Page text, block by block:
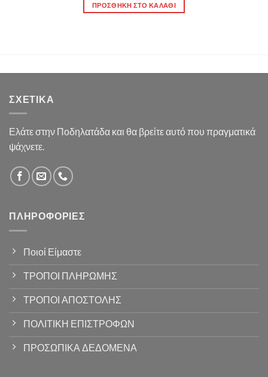
ΠΡΟΣΘΉΚΗ ΣΤΟ ΚΑΛΆΘΙ
ΣΧΕΤΙΚΆ
Ελάτε στην Ποδηλατάδα και θα βρείτε αυτό που πραγματικά
ψάχνετε.
ΠΛΗΡΟΦΟΡΊΕΣ
Ποιοί Είμαστε
ΤΡΟΠΟΙ ΠΛΗΡΩΜΗΣ
ΤΡΟΠΟΙ ΑΠΟΣΤΟΛΗΣ
ΠΟΛΙΤΙΚΗ ΕΠΙΣΤΡΟΦΩΝ
ΠΡΟΣΩΠΙΚΑ ΔΕΔΟΜΕΝΑ